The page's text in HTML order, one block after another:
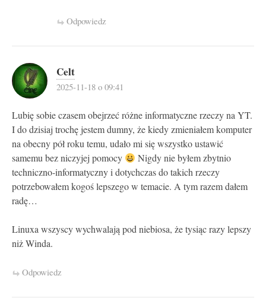
Odpowiedz
Celt
2025-11-18 o 09:41
Lubię sobie czasem obejrzeć różne informatyczne rzeczy na YT.
I do dzisiaj trochę jestem dumny, że kiedy zmieniałem komputer
na obecny pół roku temu, udało mi się wszystko ustawić
samemu bez niczyjej pomocy
Nigdy nie byłem zbytnio
techniczno-informatyczny i dotychczas do takich rzeczy
potrzebowałem kogoś lepszego w temacie. A tym razem dałem
radę…
Linuxa wszyscy wychwalają pod niebiosa, że tysiąc razy lepszy
niż Winda.
Odpowiedz